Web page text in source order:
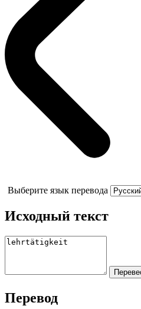
Выберите язык перевода
Исходный текст
Перевод